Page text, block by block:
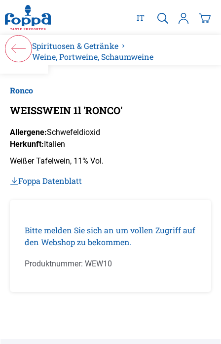
springen
IT
Spirituosen & Getränke
Weine, Portweine, Schaumweine
Ronco
WEISSWEIN 1l 'RONCO'
Allergene:Schwefeldioxid
Herkunft:Italien
Weißer Tafelwein, 11% Vol.
Foppa Datenblatt
Bitte melden Sie sich an um vollen Zugriff auf
den Webshop zu bekommen.
Produktnummer: WEW10